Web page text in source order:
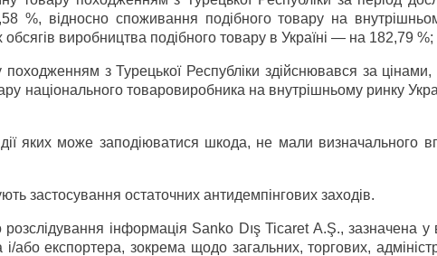
%, відносно споживання подібного товару на
виробництва подібного товару в Україні — на 182,79 %;
походженням з Турецької Республіки здійснювався за
національного товаровиробника на внутрішньому ринку
яких може заподіюватися шкода, не мали визначального
застосування остаточних антидемпінгових заходів.
інформація Sanko Dış Ticaret A.Ş., зазначена у
або експортера, зокрема щодо загальних, торгових,